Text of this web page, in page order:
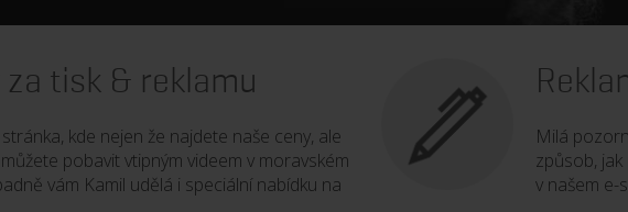
za tisk & reklamu
kde nejen že najdete naše ceny, ale
pobavit vtipným videem v moravském
vám Kamil udělá i speciální nabídku na
Milá
způsob,
v našem e-